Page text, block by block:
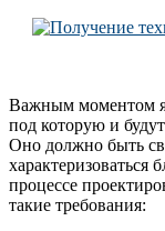
Важным моментом
под которую и
Оно должно быть
характеризоваться
процессе
такие требования: